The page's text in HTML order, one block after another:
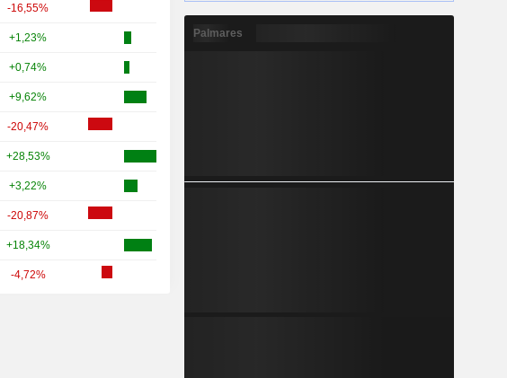
-16,55%
+1,23%
+0,74%
+9,62%
-20,47%
+28,53%
+3,22%
-20,87%
+18,34%
-4,72%
Palmares